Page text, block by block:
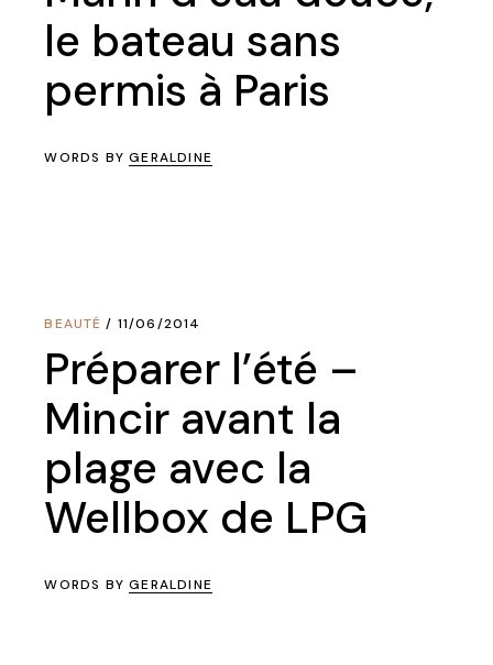
le bateau sans
permis à Paris
WORDS BYGERALDINE
BEAUTÉ 11/06/2014
Préparer l’été –
Mincir avant la
plage avec la
Wellbox de LPG
WORDS BYGERALDINE